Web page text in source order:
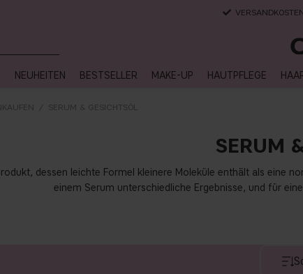
LIEFERUNG NACH
NEUHEITEN BESTSELLER MAKE-UP HAUTPFLEGE
SERUM & GESICHTSÖL
SERUM
dessen leichte Formel kleinere Moleküle enthält als eine
einem Serum unterschiedliche Ergebnisse, und für